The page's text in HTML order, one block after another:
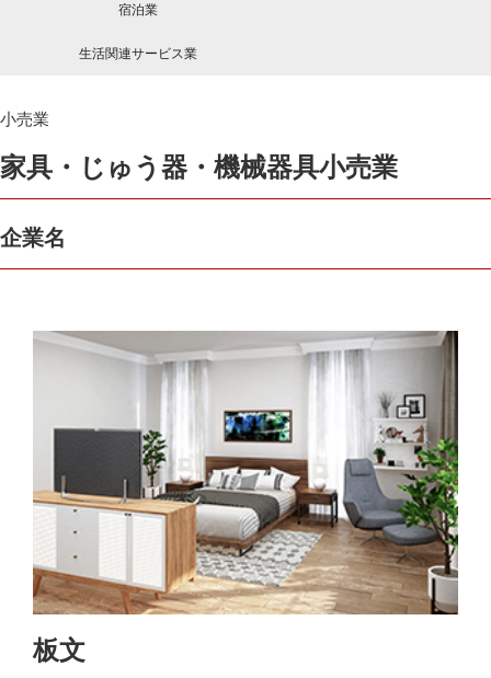
宿泊業
生活関連サービス業
小売業
家具・じゅう器・機械器具小売業
企業名
板文